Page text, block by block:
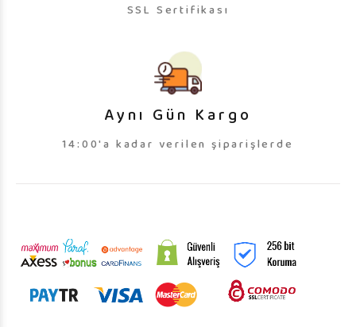
SSL Sertifikası
Aynı Gün Kargo
14:00'a kadar verilen şiparişlerde